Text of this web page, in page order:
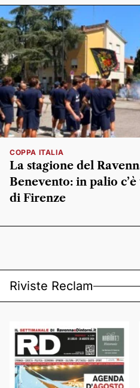
COPPA ITALIA
La stagione del
Benevento: in palio
di Firenze
Riviste Reclam